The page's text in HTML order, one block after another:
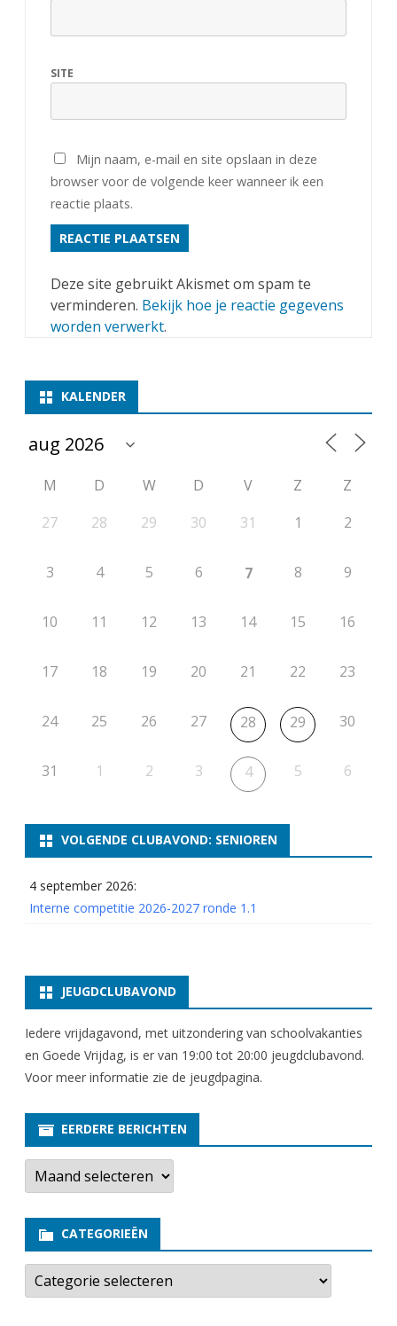
SITE
Mijn naam, e-mail en site opslaan in deze
browser voor de volgende keer wanneer ik een
reactie plaats.
Deze site gebruikt Akismet om spam te
verminderen. Bekijk hoe je reactie gegevens
worden verwerkt.
KALENDER
M D W D V Z
Z
27
28 29 30 31 1 2
3 4 5 6 7 8 9
10 11 12 13 14 15 16
17 18 19 20 21 22 23
24 25 26 27 28 29 30
31 1 2 3 4 5 6
VOLGENDE CLUBAVOND: SENIOREN
4 september 2026:
Interne competitie 2026-2027 ronde 1.1
JEUGDCLUBAVOND
Iedere vrijdagavond, met uitzondering van schoolvakanties
en Goede Vrijdag, is er van 19:00 tot 20:00 jeugdclubavond.
Voor meer informatie zie de jeugdpagina.
EERDERE BERICHTEN
E
r
e
e
b
r
CATEGORIEËN
C
t